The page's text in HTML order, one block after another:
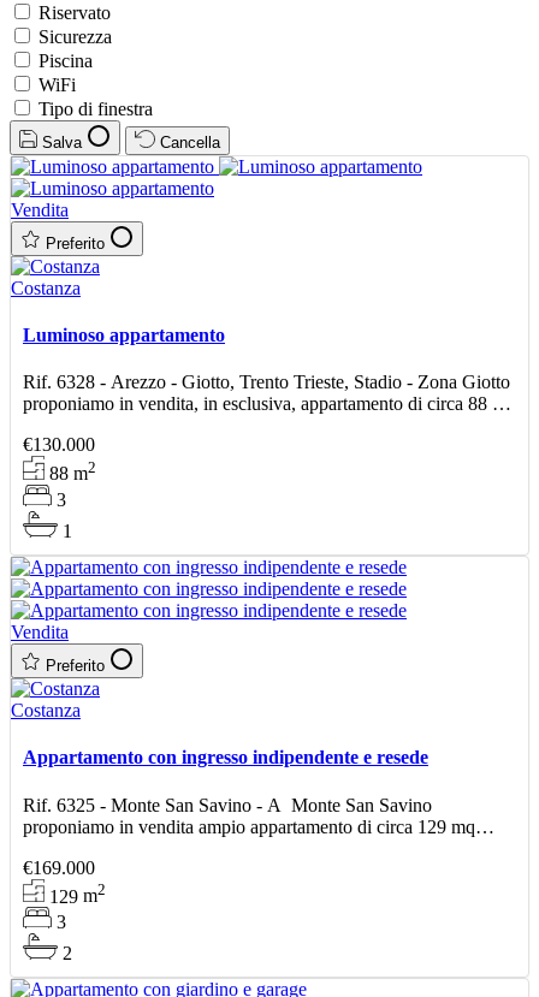
Riservato
Sicurezza
Piscina
WiFi
Tipo di finestra
Salva Cancella
Vendita
Preferito
Costanza
Luminoso appartamento
Rif. 6328 - Arezzo - Giotto, Trento Trieste, Stadio - Zona Giotto
proponiamo in vendita, in esclusiva, appartamento di circa 88 mq
€130.000
88m2
3
1
Vendita
Preferito
Costanza
Appartamento con ingresso indipendente e resede
Rif. 6325 - Monte San Savino - A Monte San Savino
proponiamo in vendita ampio appartamento di circa 129 mq
€169.000
129m2
3
2